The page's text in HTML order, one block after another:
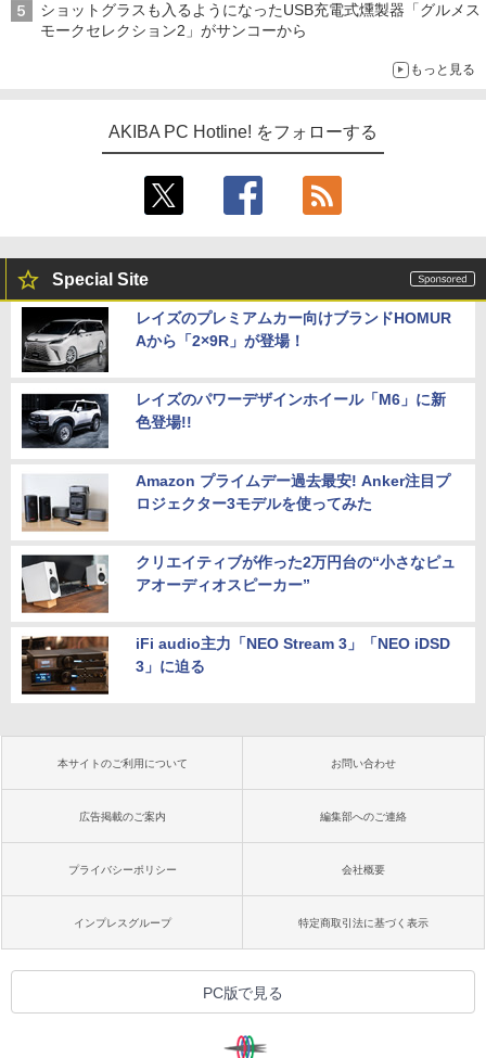
ショットグラスも入るようになったUSB充電式燻製器「グルメス
モークセレクション2」がサンコーから
もっと見る
AKIBA PC Hotline! をフォローする
Special Site
レイズのプレミアムカー向けブランドHOMUR
Aから「2×9R」が登場！
レイズのパワーデザインホイール「M6」に新
色登場!!
Amazon プライムデー過去最安! Anker注目プ
ロジェクター3モデルを使ってみた
クリエイティブが作った2万円台の“小さなピュ
アオーディオスピーカー”
iFi audio主力「NEO Stream 3」「NEO iDSD
3」に迫る
本サイトのご利用について お問い合わせ
広告掲載のご案内 編集部へのご連絡
プライバシーポリシー 会社概要
インプレスグループ 特定商取引法に基づく表示
PC版で見る